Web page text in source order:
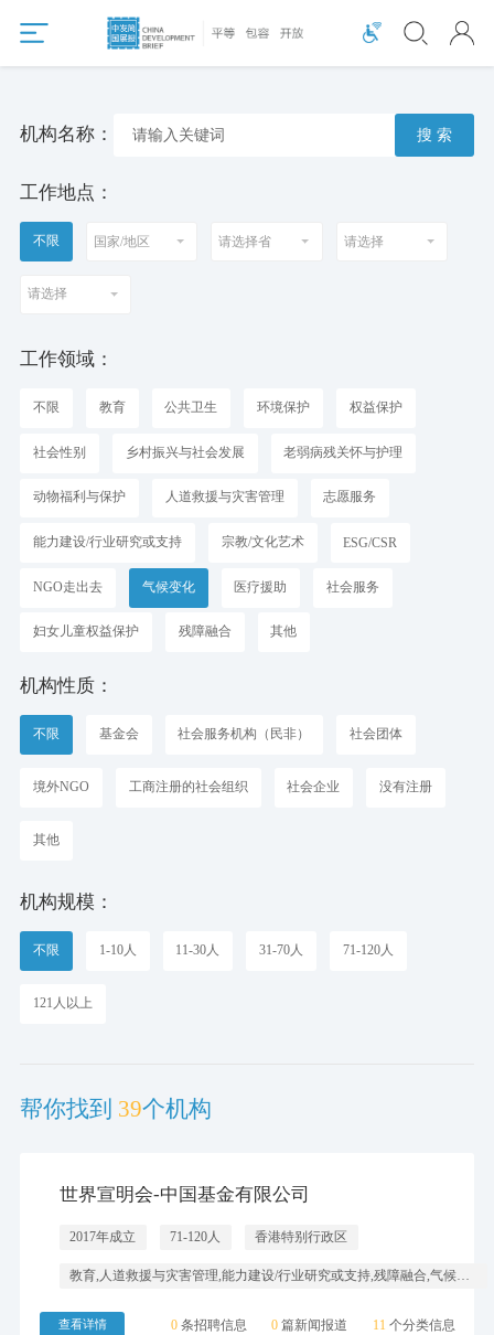
机构名称： 搜 索
工作地点：
不限
工作领域：
不限 教育 公共卫生 环境保护 权益保护
社会性别 乡村振兴与社会发展 老弱病残关怀与护理
动物福利与保护 人道救援与灾害管理 志愿服务
能力建设/行业研究或支持 宗教/文化艺术 ESG/CSR
NGO走出去 气候变化 医疗援助 社会服务
妇女儿童权益保护 残障融合 其他
机构性质：
不限 基金会 社会服务机构（民非） 社会团体
境外NGO 工商注册的社会组织 社会企业 没有注册
其他
机构规模：
不限 1-10人 11-30人 31-70人 71-120人
121人以上
帮你找到 39个机构
世界宣明会-中国基金有限公司
2017年成立 71-120人 香港特别行政区
教育,人道救援与灾害管理,能力建设/行业研究或支持,残障融合,气候变化
0 条招聘信息 0 篇新闻报道 11 个分类信息
查看详情